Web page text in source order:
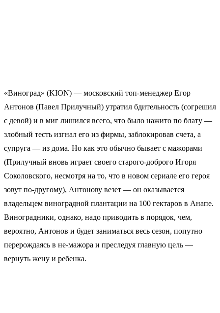
«Виноград» (KION) — московский топ-менеджер Егор
Антонов (Павел Прилучный) утратил бдительность (согрешил
с девой) и в миг лишился всего, что было нажито по блату —
злобный тесть изгнал его из фирмы, заблокировав счета, а
супруга — из дома. Но как это обычно бывает с мажорами
(Прилучный вновь играет своего старого-доброго Игоря
Соколовского, несмотря на то, что в новом сериале его героя
зовут по-другому), Антонову везет — он оказывается
владельцем виноградной плантации на 100 гектаров в Анапе.
Виноградники, однако, надо приводить в порядок, чем,
вероятно, Антонов и будет заниматься весь сезон, попутно
перерождаясь в не-мажора и преследуя главную цель —
вернуть жену и ребенка.